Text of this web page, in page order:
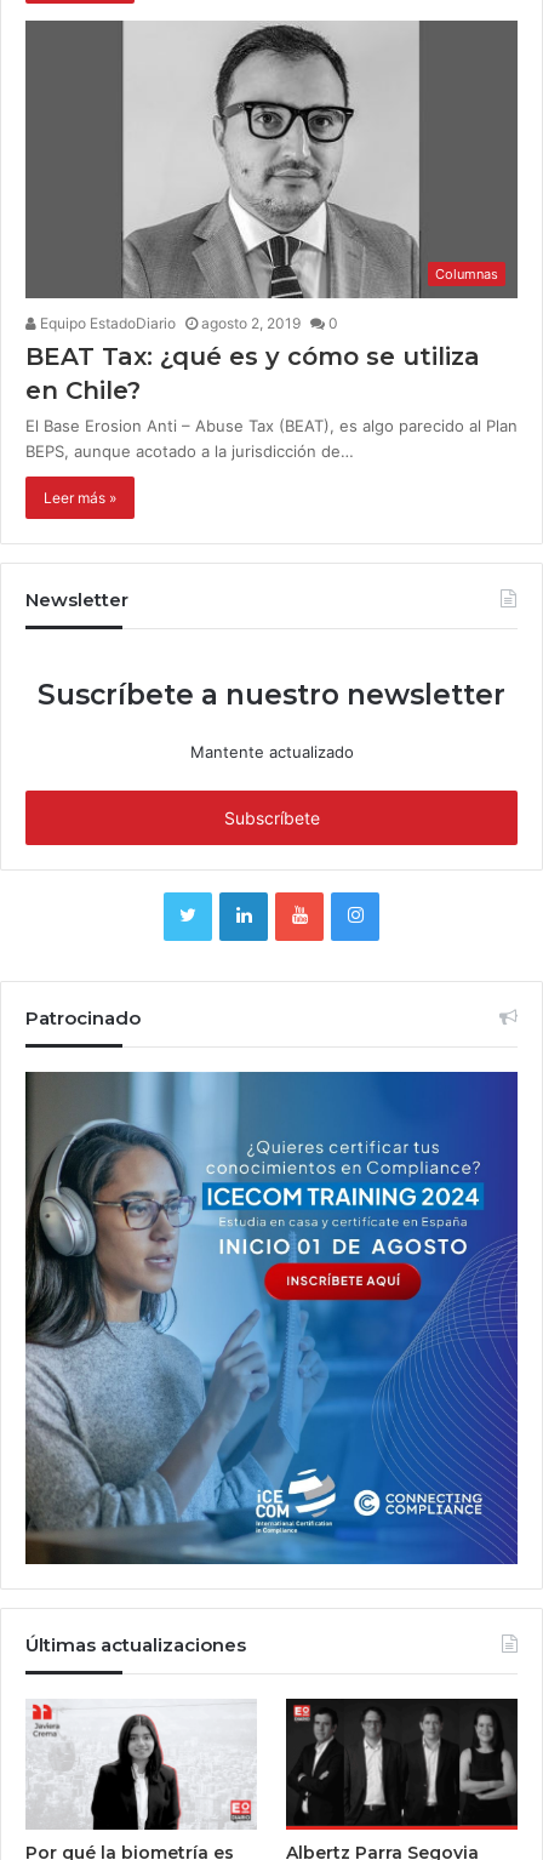
Columnas
Equipo EstadoDiario agosto 2, 2019 0
BEAT Tax: ¿qué es y cómo se utiliza
en Chile?
El Base Erosion Anti – Abuse Tax (BEAT), es algo parecido al Plan
BEPS, aunque acotado a la jurisdicción de…
Leer más »
Newsletter
Suscríbete a nuestro newsletter
Mantente actualizado
Patrocinado
Últimas actualizaciones
Por qué la biometría es Albertz Parra Segovia